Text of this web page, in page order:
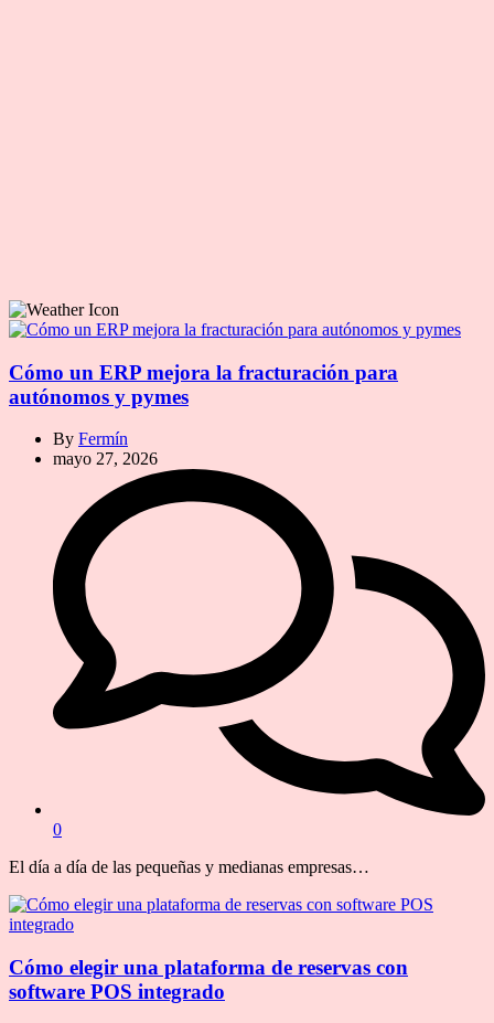
Cómo un ERP mejora la fracturación para
autónomos y pymes
By Fermín
mayo 27, 2026
0
El día a día de las pequeñas y medianas empresas…
Cómo elegir una plataforma de reservas con
software POS integrado